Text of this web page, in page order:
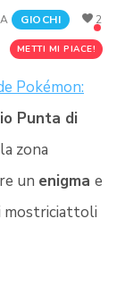
GIOCHI
METTI MI PIACE!
2
Pokémon:
Punta di
zona
un enigma e
mostriciattoli